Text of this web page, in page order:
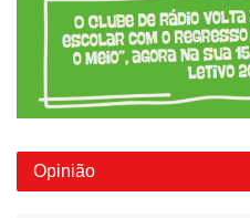
Opinião